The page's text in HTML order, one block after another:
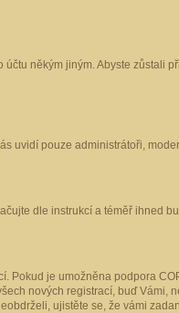
někým jiným. Abyste zůstali
uvidí pouze administrátoři,
dle instrukcí a téměř ihned
Pokud je umožněna podpora
nových registrací, buď Vámi,
ujistěte se, že vámi